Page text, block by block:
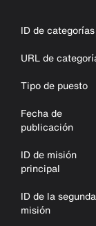
ID de categorías
URL de
Tipo de puesto
Fecha de
publicación
ID de misión
principal
ID de la segunda
misión